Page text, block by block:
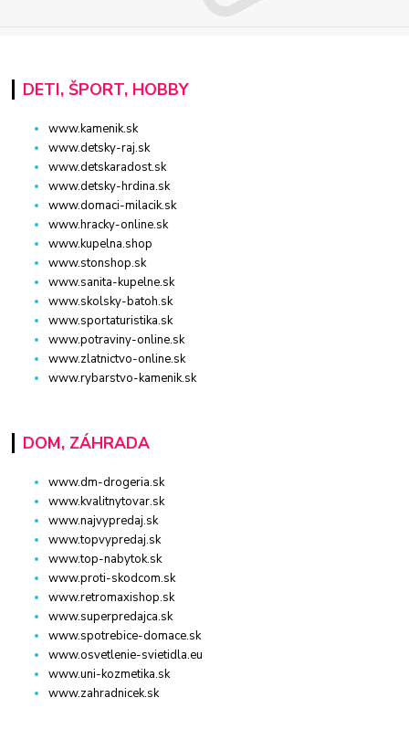
DETI, ŠPORT, HOBBY
www.kamenik.sk
www.detsky-raj.sk
www.detskaradost.sk
www.detsky-hrdina.sk
www.domaci-milacik.sk
www.hracky-online.sk
www.kupelna.shop
www.stonshop.sk
www.sanita-kupelne.sk
www.skolsky-batoh.sk
www.sportaturistika.sk
www.potraviny-online.sk
www.zlatnictvo-online.sk
www.rybarstvo-kamenik.sk
DOM, ZÁHRADA
www.dm-drogeria.sk
www.kvalitnytovar.sk
www.najvypredaj.sk
www.topvypredaj.sk
www.top-nabytok.sk
www.proti-skodcom.sk
www.retromaxishop.sk
www.superpredajca.sk
www.spotrebice-domace.sk
www.osvetlenie-svietidla.eu
www.uni-kozmetika.sk
www.zahradnicek.sk